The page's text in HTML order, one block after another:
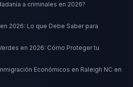
a criminales en 2026?
2026: Lo que Debe Saber para
en 2026: Cómo Proteger tu
Económicos en Raleigh NC en